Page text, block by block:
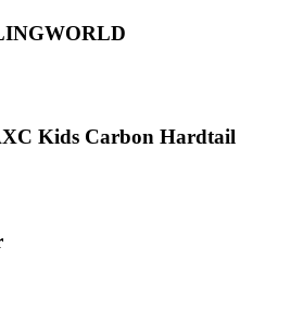
Kids Carbon Hardtail